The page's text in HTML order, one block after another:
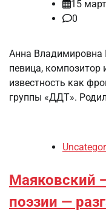
15
0
Анна Владимировна
певица, композитор
известность как
группы «ДДТ».
Маяковский
поэзии —